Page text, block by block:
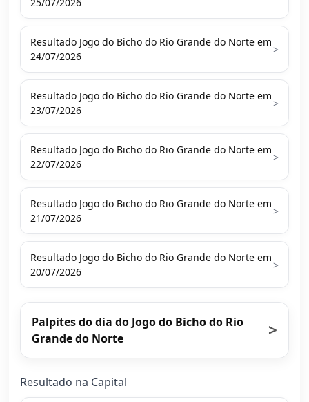
Resultado Jogo do Bicho do Rio Grande do Norte em
24/07/2026
>
Resultado Jogo do Bicho do Rio Grande do Norte em
23/07/2026
>
Resultado Jogo do Bicho do Rio Grande do Norte em
22/07/2026
>
Resultado Jogo do Bicho do Rio Grande do Norte em
21/07/2026
>
Resultado Jogo do Bicho do Rio Grande do Norte em
20/07/2026
>
Palpites do dia do Jogo do Bicho do Rio
Grande do Norte
>
Resultado na Capital